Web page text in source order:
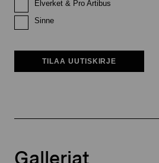
Elverket & Pro Artibus
Sinne
TILAA UUTISKIRJE
Galleriat